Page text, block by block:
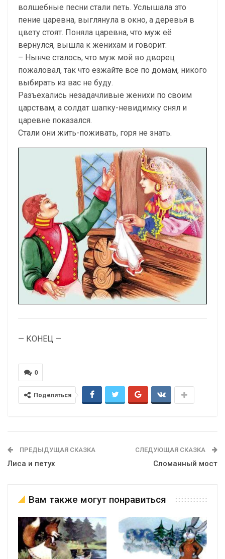
волшебные песни стали петь. Услышала это
пение царевна, выглянула в окно, а деревья в
цвету стоят. Поняла царевна, что муж её
вернулся, вышла к женихам и говорит:
– Нынче сталось, что муж мой во дворец
пожаловал, так что езжайте все по домам, никого
выбирать из вас не буду.
Разъехались незадачливые женихи по своим
царствам, а солдат шапку-невидимку снял и
царевне показался.
Стали они жить-поживать, горя не знать.
— КОНЕЦ —
0
Поделиться
ПРЕДЫДУЩАЯ СКАЗКА
Лиса и петух
СЛЕДУЮЩАЯ СКАЗКА
Сломанный мост
Вам также могут понравиться